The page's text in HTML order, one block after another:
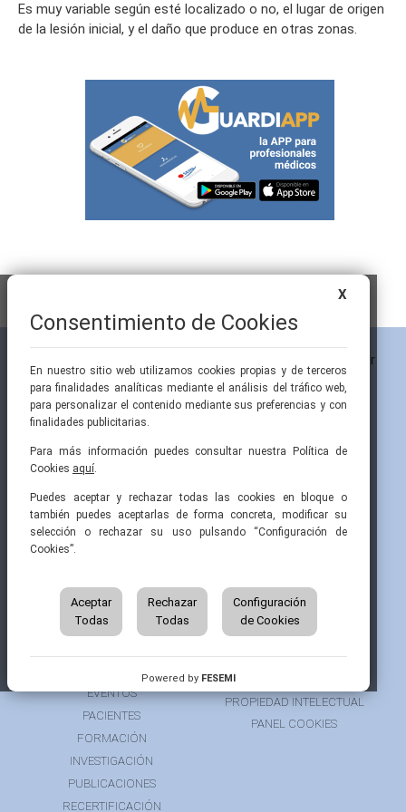
Es muy variable según esté localizado o no, el lugar de origen
de la lesión inicial, y el daño que produce en otras zonas.
Pintor Ribera, 3
28016 Madrid
91 519 70 80
91 519 70 81
semi@fesemi.org
femi@fesemi.org
ÁREA DE SOCIO
GRUPOS DE TRABAJO
EVENTOS
PACIENTES
FORMACIÓN
INVESTIGACIÓN
PUBLICACIONES
RECERTIFICACIÓN
AVISO LEGAL
AVISO PARA PACIENTES
FINANCIACIÓN
POLÍTICA DE COOKIES
PROPIEDAD INTELECTUAL
PANEL COOKIES
X
Consentimiento de Cookies
En nuestro sitio web utilizamos cookies propias y de terceros
para finalidades analíticas mediante el análisis del tráfico web,
para personalizar el contenido mediante sus preferencias y con
finalidades publicitarias.
Para más información puedes consultar nuestra Política de
Cookies aquí.
Puedes aceptar y rechazar todas las cookies en bloque o
también puedes aceptarlas de forma concreta, modificar su
selección o rechazar su uso pulsando “Configuración de
Cookies”.
Aceptar
Todas
Rechazar
Todas
Configuración
de Cookies
Powered by FESEMI